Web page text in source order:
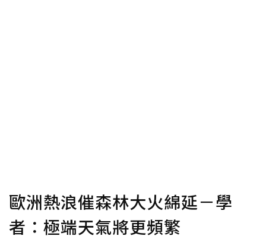
歐洲熱浪催森林大火綿延－學
者：極端天氣將更頻繁